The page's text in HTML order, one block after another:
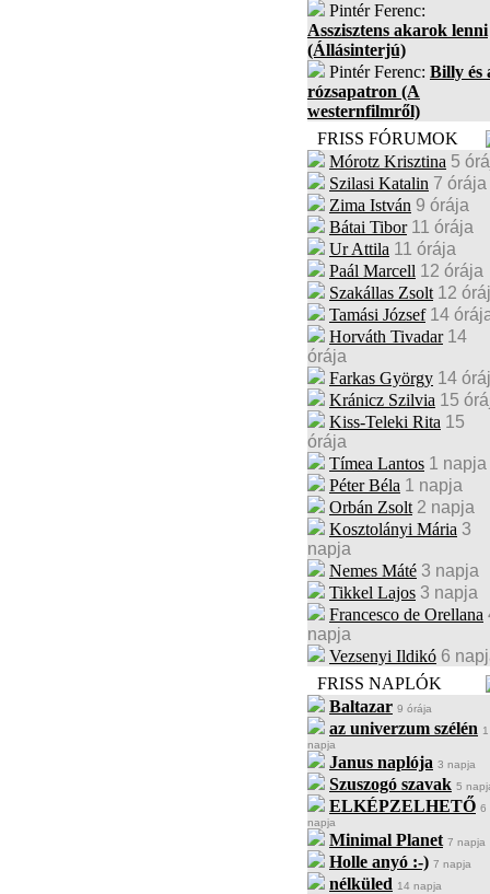
Pintér Ferenc:
Asszisztens akarok lenni
(Állásinterjú)
Pintér Ferenc: Billy és
rózsapatron (A
westernfilmről)
FRISS FÓRUMOK
Mórotz Krisztina 5
Szilasi Katalin 7 órája
Zima István 9 órája
Bátai Tibor 11 órája
Ur Attila 11 órája
Paál Marcell 12 órája
Szakállas Zsolt 12
Tamási József 14
Horváth Tivadar 14
órája
Farkas György 14
Kránicz Szilvia 15
Kiss-Teleki Rita 15
órája
Tímea Lantos 1 napja
Péter Béla 1 napja
Orbán Zsolt 2 napja
Kosztolányi Mária 3
napja
Nemes Máté 3 napja
Tikkel Lajos 3 napja
Francesco de Orellana
napja
Vezsenyi Ildikó 6
FRISS NAPLÓK
Baltazar 9 órája
az univerzum szélén 1
napja
Janus naplója 3 napja
Szuszogó szavak 5
ELKÉPZELHETŐ 6
napja
Minimal Planet 7 napja
Holle anyó :-) 7 napja
nélküled 14 napja